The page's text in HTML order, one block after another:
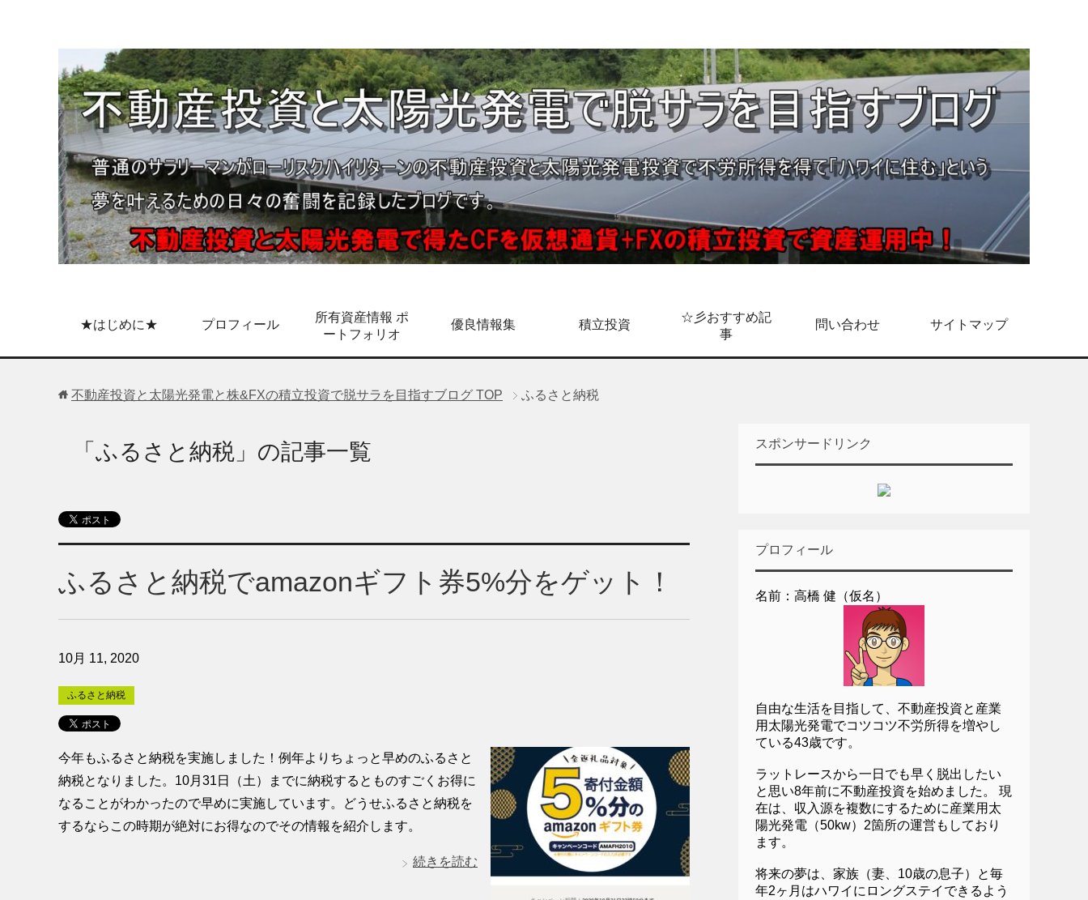
★はじめに★ プロフィール
所有資産情報 ポ
ートフォリオ
優良情報集 積立投資
☆彡おすすめ記
事
問い合わせ サイトマップ
不動産投資と太陽光発電と株&FXの積立投資で脱サラを目指すブログ TOP ふるさと納税
「ふるさと納税」の記事一覧
ふるさと納税でamazonギフト券5%分をゲット！
10月 11, 2020
ふるさと納税
今年もふるさと納税を実施しました！例年よりちょっと早めのふるさと
納税となりました。10月31日（土）までに納税するとものすごくお得に
なることがわかったので早めに実施しています。どうせふるさと納税を
するならこの時期が絶対にお得なのでその情報を紹介します。
続きを読む
スポンサードリンク
プロフィール
名前：高橋 健（仮名）
自由な生活を目指して、不動産投資と産業
用太陽光発電でコツコツ不労所得を増やし
ている43歳です。
ラットレースから一日でも早く脱出したい
と思い8年前に不動産投資を始めました。 現
在は、収入源を複数にするために産業用太
陽光発電（50kw）2箇所の運営もしており
ます。
将来の夢は、家族（妻、10歳の息子）と毎
年2ヶ月はハワイにロングステイできるよう